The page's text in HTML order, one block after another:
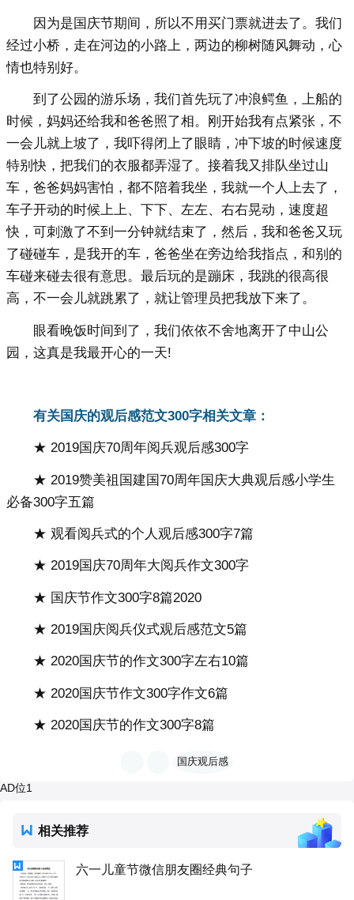
因为是国庆节期间，所以不用买门票就进去了。我们
经过小桥，走在河边的小路上，两边的柳树随风舞动，心
情也特别好。
到了公园的游乐场，我们首先玩了冲浪鳄鱼，上船的
时候，妈妈还给我和爸爸照了相。刚开始我有点紧张，不
一会儿就上坡了，我吓得闭上了眼睛，冲下坡的时候速度
特别快，把我们的衣服都弄湿了。接着我又排队坐过山
车，爸爸妈妈害怕，都不陪着我坐，我就一个人上去了，
车子开动的时候上上、下下、左左、右右晃动，速度超
快，可刺激了不到一分钟就结束了，然后，我和爸爸又玩
了碰碰车，是我开的车，爸爸坐在旁边给我指点，和别的
车碰来碰去很有意思。最后玩的是蹦床，我跳的很高很
高，不一会儿就跳累了，就让管理员把我放下来了。
眼看晚饭时间到了，我们依依不舍地离开了中山公
园，这真是我最开心的一天!
有关国庆的观后感范文300字相关文章：
★ 2019国庆70周年阅兵观后感300字
★ 2019赞美祖国建国70周年国庆大典观后感小学生
必备300字五篇
★ 观看阅兵式的个人观后感300字7篇
★ 2019国庆70周年大阅兵作文300字
★ 国庆节作文300字8篇2020
★ 2019国庆阅兵仪式观后感范文5篇
★ 2020国庆节的作文300字左右10篇
★ 2020国庆节作文300字作文6篇
★ 2020国庆节的作文300字8篇
国庆观后感
AD位1
相关推荐
六一儿童节微信朋友圈经典句子